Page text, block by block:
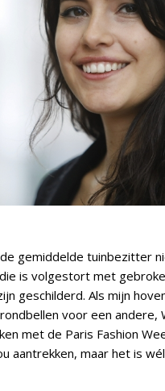
gemiddelde tuinbezitter
is volgestort met
geschilderd. Als mijn
voor een
met de Paris Fashion
aantrekken, maar het is